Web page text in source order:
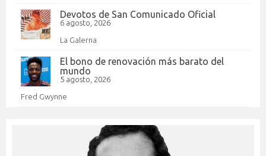
Devotos de San Comunicado Oficial
6 agosto, 2026
La Galerna
El bono de renovación más barato del
mundo
5 agosto, 2026
Fred Gwynne